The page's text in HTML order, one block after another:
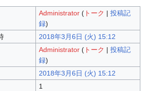
Administrator (トーク | 投稿記
録)
2018年3月6日 (火) 15:12
Administrator (トーク | 投稿記
録)
2018年3月6日 (火) 15:12
1